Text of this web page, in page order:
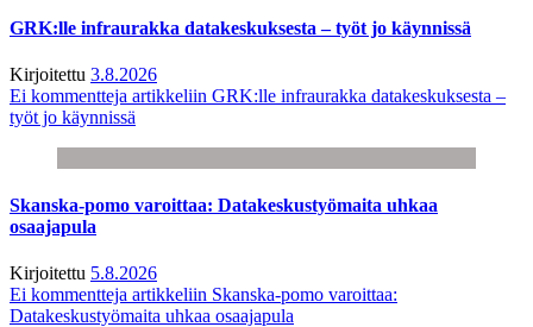
GRK:lle infraurakka datakeskuksesta – työt jo käynnissä
Kirjoitettu 3.8.2026
Ei kommentteja artikkeliin GRK:lle infraurakka datakeskuksesta –
työt jo käynnissä
Skanska-pomo varoittaa: Datakeskustyömaita uhkaa
osaajapula
Kirjoitettu 5.8.2026
Ei kommentteja artikkeliin Skanska-pomo varoittaa:
Datakeskustyömaita uhkaa osaajapula